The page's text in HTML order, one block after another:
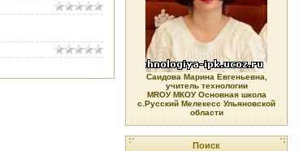
Саидова Марина Евгеньевна,
учитель технологии
МRОУ МКОУ Основная школа
с.Русский Мелекесс Ульяновской
области
Поиск